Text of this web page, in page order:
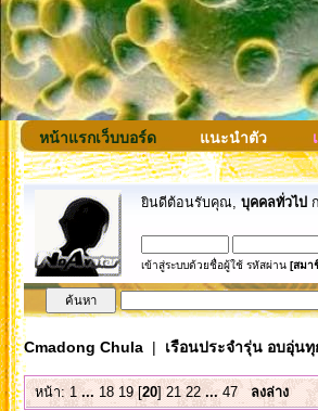
หน้าแรกเว็บบอร์ด แนะนำตัว
ยินดีต้อนรับคุณ, บุคคลทั่วไป
เข้าสู่ระบบด้วยชื่อผู้ใช้ รหัสผ่าน [สมา
Cmadong Chula| เรือนประจำรุ่น อบอุ่น
หน้า:1 ... 18 19[20]21 22 ...47 ลงล่าง